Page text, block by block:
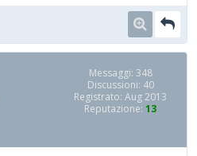
Messaggi: 348
Discussioni: 40
Registrato: Aug 2013
Reputazione: 13